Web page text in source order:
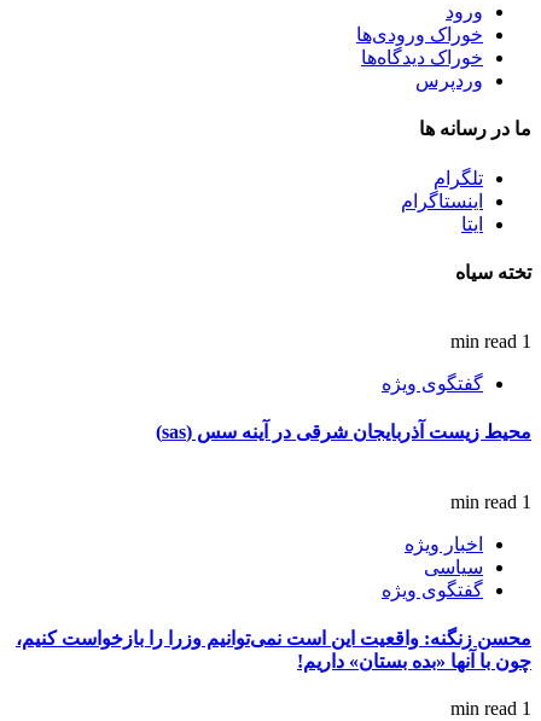
ورود
خوراک ورودی‌ها
خوراک دیدگاه‌ها
وردپرس
ما در رسانه ها
تلگرام
اینستاگرام
ایتا
تخته سیاه
1 min read
گفتگوی ویژه
محیط زیست آذربایجان شرقی در آینه سس (sas)
1 min read
اخبار ویژه
سیاسی
گفتگوی ویژه
محسن زنگنه: واقعیت این است نمی‌توانیم وزرا را بازخواست کنیم،
چون با آنها «بده بستان» داریم!
1 min read